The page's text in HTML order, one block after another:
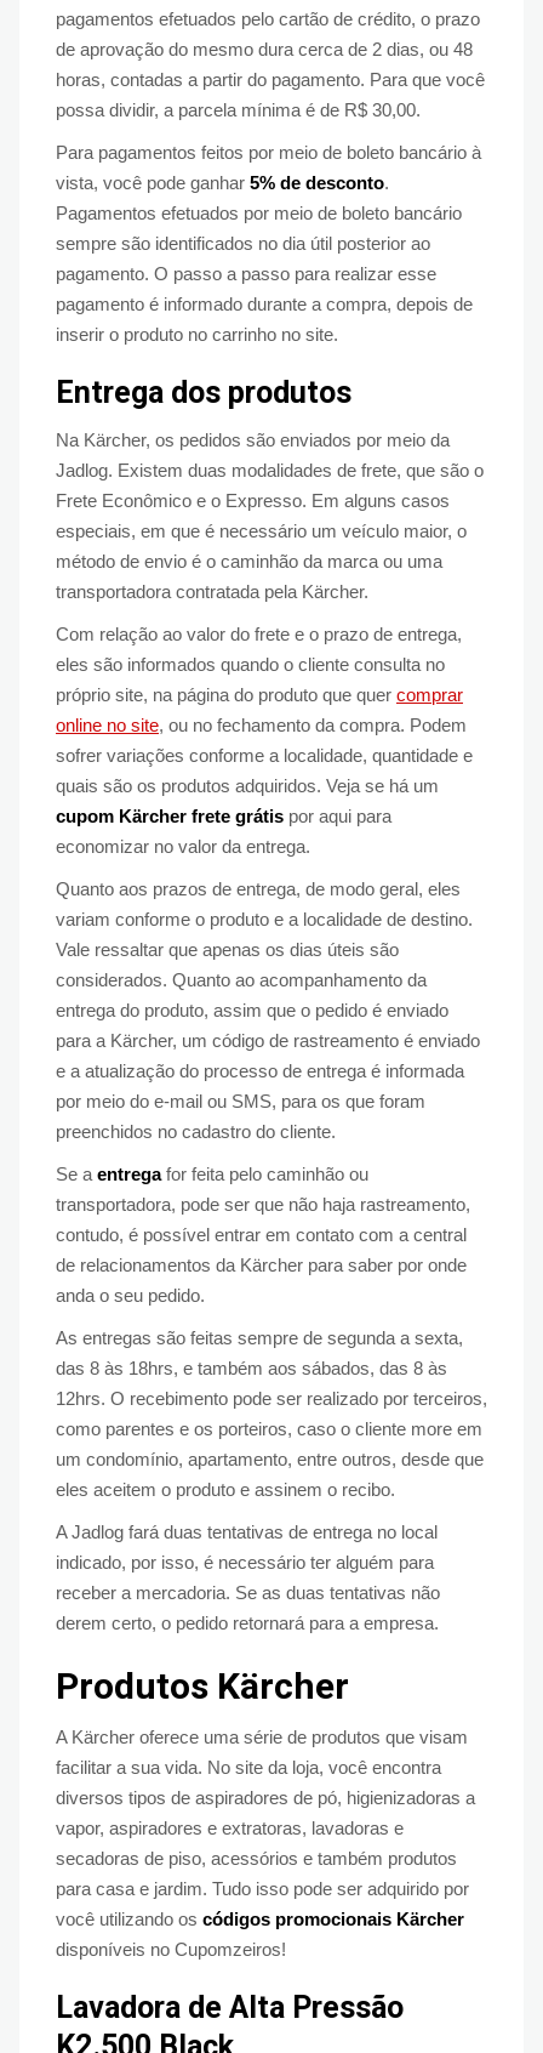
pagamentos efetuados pelo cartão de crédito, o prazo
de aprovação do mesmo dura cerca de 2 dias, ou 48
horas, contadas a partir do pagamento. Para que você
possa dividir, a parcela mínima é de R$ 30,00.
Para pagamentos feitos por meio de boleto bancário à
vista, você pode ganhar 5% de desconto.
Pagamentos efetuados por meio de boleto bancário
sempre são identificados no dia útil posterior ao
pagamento. O passo a passo para realizar esse
pagamento é informado durante a compra, depois de
inserir o produto no carrinho no site.
Entrega dos produtos
Na Kärcher, os pedidos são enviados por meio da
Jadlog. Existem duas modalidades de frete, que são o
Frete Econômico e o Expresso. Em alguns casos
especiais, em que é necessário um veículo maior, o
método de envio é o caminhão da marca ou uma
transportadora contratada pela Kärcher.
Com relação ao valor do frete e o prazo de entrega,
eles são informados quando o cliente consulta no
próprio site, na página do produto que quer comprar
online no site, ou no fechamento da compra. Podem
sofrer variações conforme a localidade, quantidade e
quais são os produtos adquiridos. Veja se há um
cupom Kärcher frete grátis por aqui para
economizar no valor da entrega.
Quanto aos prazos de entrega, de modo geral, eles
variam conforme o produto e a localidade de destino.
Vale ressaltar que apenas os dias úteis são
considerados. Quanto ao acompanhamento da
entrega do produto, assim que o pedido é enviado
para a Kärcher, um código de rastreamento é enviado
e a atualização do processo de entrega é informada
por meio do e-mail ou SMS, para os que foram
preenchidos no cadastro do cliente.
Se a entregafor feita pelo caminhão ou
transportadora, pode ser que não haja rastreamento,
contudo, é possível entrar em contato com a central
de relacionamentos da Kärcher para saber por onde
anda o seu pedido.
As entregas são feitas sempre de segunda a sexta,
das 8 às 18hrs, e também aos sábados, das 8 às
12hrs. O recebimento pode ser realizado por terceiros,
como parentes e os porteiros, caso o cliente more em
um condomínio, apartamento, entre outros, desde que
eles aceitem o produto e assinem o recibo.
A Jadlog fará duas tentativas de entrega no local
indicado, por isso, é necessário ter alguém para
receber a mercadoria. Se as duas tentativas não
derem certo, o pedido retornará para a empresa.
Produtos Kärcher
A Kärcher oferece uma série de produtos que visam
facilitar a sua vida. No site da loja, você encontra
diversos tipos de aspiradores de pó, higienizadoras a
vapor, aspiradores e extratoras, lavadoras e
secadoras de piso, acessórios e também produtos
para casa e jardim. Tudo isso pode ser adquirido por
você utilizando os códigos promocionais Kärcher
disponíveis no Cupomzeiros!
Lavadora de Alta Pressão